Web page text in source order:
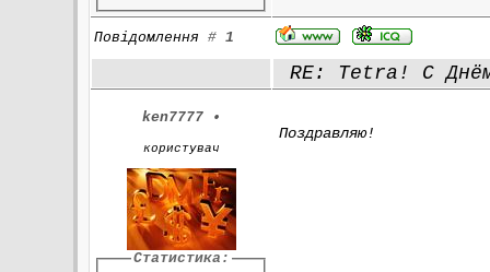
Повідомлення#1
RE: Tetra! С
ken7777 •
користувач
Статистика:
Поздравляю!